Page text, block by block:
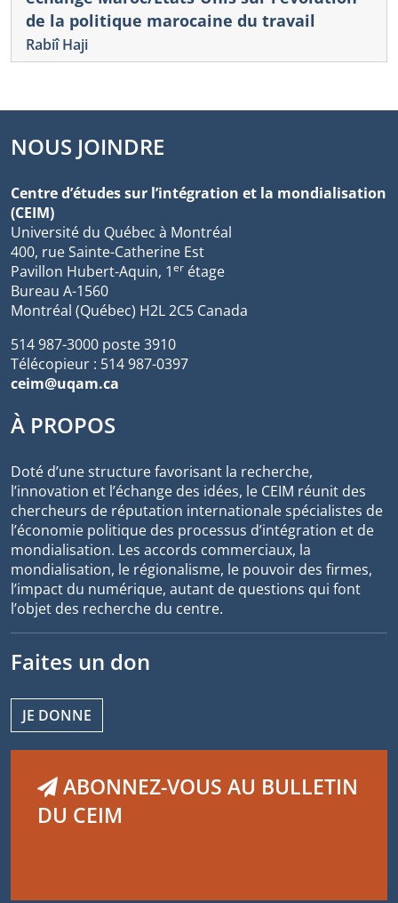
de la politique marocaine du travail
Rabiî Haji
NOUS JOINDRE
Centre d’études sur l’intégration et la mondialisation
(CEIM)
Université du Québec à Montréal
400, rue Sainte-Catherine Est
Pavillon Hubert-Aquin, 1er étage
Bureau A-1560
Montréal (Québec) H2L 2C5 Canada
514 987-3000 poste 3910
Télécopieur : 514 987-0397
ceim@uqam.ca
À PROPOS
Doté d’une structure favorisant la recherche,
l’innovation et l’échange des idées, le CEIM réunit des
chercheurs de réputation internationale spécialistes de
l’économie politique des processus d’intégration et de
mondialisation. Les accords commerciaux, la
mondialisation, le régionalisme, le pouvoir des firmes,
l’impact du numérique, autant de questions qui font
l’objet des recherche du centre.
Faites un don
JE DONNE
ABONNEZ-VOUS AU BULLETIN
DU CEIM